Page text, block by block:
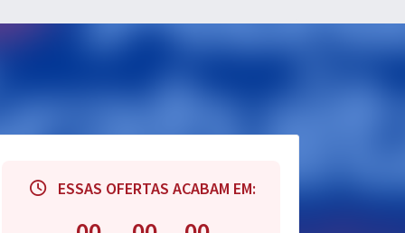
ESSAS OFERTAS ACABAM EM: